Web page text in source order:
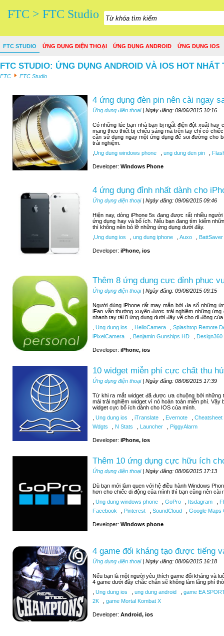
FTC > FTC Studio
FTC STUDIO ỨNG DỤNG ĐIỆN THOẠI ỨNG DỤNG ANDROID ỨNG DỤNG IOS
FTC STUDIO: ỨNG DỤNG ANDROID VÀ IOS HOT NHẤT
FTC FTC Studio
4 ứng dụng đèn pin nên cài ngay
Ứng dụng điện thoại| Ngày đăng: 09/06/2015 10:16
Có những lúc bạn nhà bạn bị ngắt điện đột xuất hay
mang theo thiết bị chiếu sáng mà trên tay chỉ có
cần sử dụng ngay một ứng dụng để soi đường cho
trải nghiệm.
Ung dung windows phone ung dung den pin
Developer: Windows Phone
4 ứng dụng đỉnh nhất dành cho
Ứng dụng điện thoại| Ngày đăng: 09/06/2015 09:46
Hiện nay, dòng iPhone 5s đang được rất nhiều
ứng dụng hay và bổ ích. Nếu bạn đang tìm kiếm
thì không nên bỏ lỡ những ứng dụng dưới đây.
Ung dung ios ung dung iphone Auxo BattSaver
Developer: iPhone, ios
Thêm 8 ứng dụng cực đỉnh phục
Ứng dụng điện thoại| Ngày đăng: 09/06/2015 09:15
Người dùng iPhone rất may mắn bởi đa số những
iFan vẫn thường xuyên được trải nghiệm những
nhanh tay tải 8 ứng dụng dưới đây về cho di động
Ung dung ios HelloCamera
Splashtop Remote
iPixelCamera
Benjamin Gunships HD Design360
Developer: iPhone, ios
10 widget miễn phí cực chất thu
Ứng dụng điện thoại| Ngày đăng: 08/06/2015 17:39
Từ khi ra mắt widget đã được ưa chuộng bởi
mái trải nghiệm widget vì nó hoàn toàn miễn phí.
widget cực bổ ích dành cho IOS của mình.
Ung dung ios iTranslate Evernote
Cheatsheet
Wdgts
N Stats Launcher PiggyAlarm
Developer: iPhone, ios
Thêm 10 ứng dụng cực hữu ích
Ứng dụng điện thoại| Ngày đăng: 08/06/2015 17:13
Dù bạn mới làm quen với hệ điều hành Windows
hơn cho chiếc di động của mình thì bạn cũng nên cài
Ung dung windows phone GoPro Itsdagram
Facebook
Pinterest SoundCloud Google Maps
Developer: Windows phone
4 game đối kháng tạo được tiếng
Ứng dụng điện thoại| Ngày đăng: 08/06/2015 16:18
Nếu bạn là một người yêu thích game đối kháng và
4 game dưới đây chắc chắn sẽ không làm lãng phí
Ung dung ios ung dung android
game EA
2K
game Mortal Kombat X
Developer: Android, ios